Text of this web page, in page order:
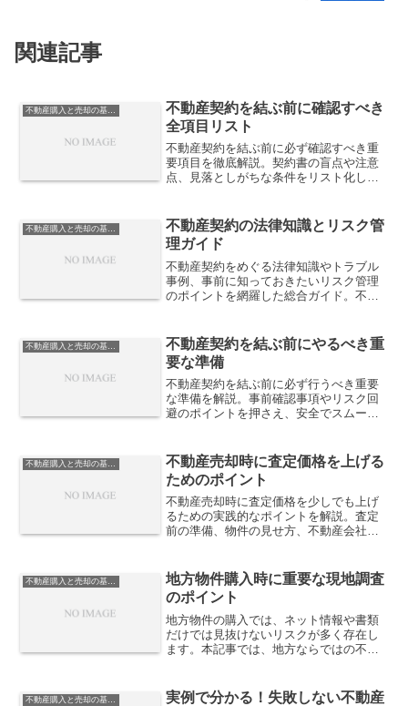
関連記事
不動産購入と売却の基礎知識
不動産契約を結ぶ前に確認すべき
全項目リスト
不動産契約を結ぶ前に必ず確認すべき重
要項目を徹底解説。契約書の盲点や注意
点、見落としがちな条件をリスト化し、
不動産契約の法律知識とリスク管
理ガイド
不動産契約をめぐる法律知識やトラブル
事例、事前に知っておきたいリスク管理
のポイントを網羅した総合ガイド。不動
不動産契約を結ぶ前にやるべき重
要な準備
不動産契約を結ぶ前に必ず行うべき重要
な準備を解説。事前確認事項やリスク回
避のポイントを押さえ、安全でスムーズ
不動産購入と売却の基礎知識
不動産売却時に査定価格を上げる
ためのポイント
不動産売却時に査定価格を少しでも上げ
るための実践的なポイントを解説。査定
前の準備、物件の見せ方、不動産会社と
ます。
不動産購入と売却の基礎知識
地方物件購入時に重要な現地調査
のポイント
地方物件の購入では、ネット情報や書類
だけでは見抜けないリスクが多く存在し
ます。本記事では、地方ならではの不動
解説します。
実例で分かる！失敗しない不動産